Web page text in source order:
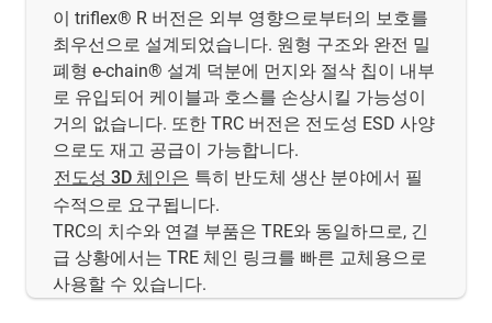
이 triflex® R 버전은 외부 영향으로부터의 보호를
최우선으로 설계되었습니다. 원형 구조와 완전 밀
폐형 e-chain® 설계 덕분에 먼지와 절삭 칩이 내부
로 유입되어 케이블과 호스를 손상시킬 가능성이
거의 없습니다. 또한 TRC 버전은 전도성 ESD 사양
으로도 재고 공급이 가능합니다.
전도성 3D 체인은 특히 반도체 생산 분야에서 필
수적으로 요구됩니다.
TRC의 치수와 연결 부품은 TRE와 동일하므로, 긴
급 상황에서는 TRE 체인 링크를 빠른 교체용으로
사용할 수 있습니다.